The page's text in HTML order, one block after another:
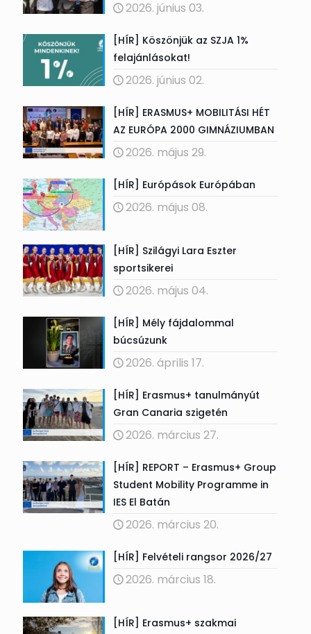
2026. június 03.
[HÍR] Köszönjük az SZJA 1%
felajánlásokat!
2026. június 02.
[HÍR] ERASMUS+ MOBILITÁSI HÉT
AZ EURÓPA 2000 GIMNÁZIUMBAN
2026. május 29.
[HÍR] Európások Európában
2026. május 08.
[HÍR] Szilágyi Lara Eszter
sportsikerei
2026. május 04.
[HÍR] Mély fájdalommal
búcsúzunk
2026. április 17.
[HÍR] Erasmus+ tanulmányút
Gran Canaria szigetén
2026. március 27.
[HÍR] REPORT – Erasmus+ Group
Student Mobility Programme in
IES El Batán
2026. március 20.
[HÍR] Felvételi rangsor 2026/27
2026. március 18.
[HÍR] Erasmus+ szakmai